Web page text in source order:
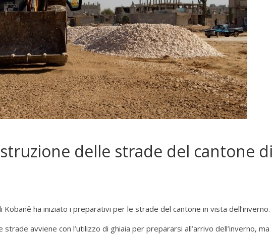
delle strade del cantone di
Kobanê ha iniziato i preparativi per le strade del cantone in vista dell’inverno.
avviene con l’utilizzo di ghiaia per prepararsi all’arrivo dell’inverno, ma